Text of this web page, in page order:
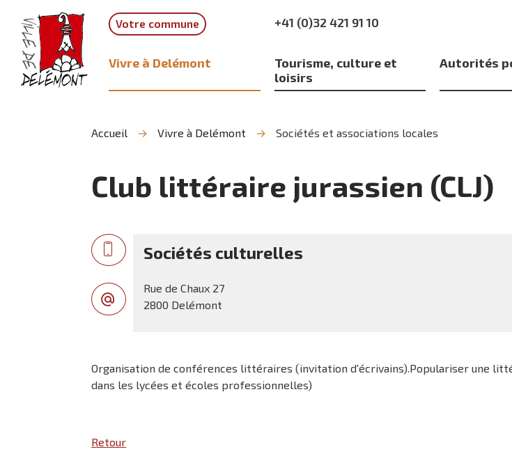
recherche
contenu
navigation
Votre commune +41 (0)32 421 91 10
Vivre à Delémont
Tourisme, culture et
loisirs
Autorités
Accueil Vivre à Delémont Sociétés et associations locales
Club littéraire jurassien (CLJ)
Sociétés culturelles
Rue de Chaux 27
2800 Delémont
Organisation de conférences littéraires (invitation d'écrivains).Populariser une
dans les lycées et écoles professionnelles)
Retour